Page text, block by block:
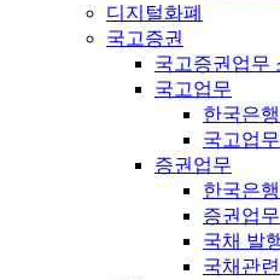
디지털화폐
국고증권
국고증권업무
국고업무
한국은
국고업
증권업무
한국은
증권업
국채 발
국채관